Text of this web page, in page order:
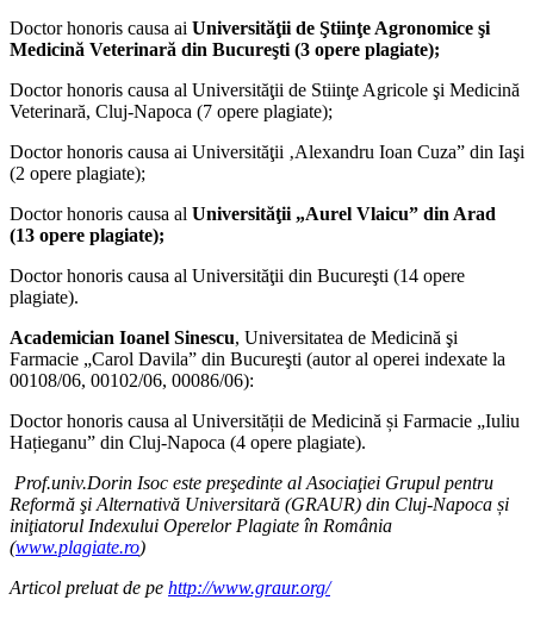
Doctor honoris causa ai Universităţii de Ştiinţe Agronomice şi
Medicină Veterinară din Bucureşti (3 opere plagiate);
Doctor honoris causa al Universităţii de Stiinţe Agricole şi Medicină
Veterinară, Cluj-Napoca (7 opere plagiate);
Doctor honoris causa ai Universităţii ‚Alexandru Ioan Cuza” din Iaşi
(2 opere plagiate);
Doctor honoris causa al Universităţii „Aurel Vlaicu” din Arad
(13 opere plagiate);
Doctor honoris causa al Universităţii din Bucureşti (14 opere
plagiate).
Academician Ioanel Sinescu, Universitatea de Medicină şi
Farmacie „Carol Davila” din Bucureşti (autor al operei indexate la
00108/06, 00102/06, 00086/06):
Doctor honoris causa al Universității de Medicină și Farmacie „Iuliu
Hațieganu” din Cluj-Napoca (4 opere plagiate).
Prof.univ.Dorin Isoc este preşedinte al Asociaţiei Grupul pentru
Reformă şi Alternativă Universitară (GRAUR) din Cluj-Napoca și
iniţiatorul Indexului Operelor Plagiate în România
(www.plagiate.ro)
Articol preluat de pe http://www.graur.org/